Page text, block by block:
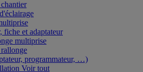
fiche et adaptateur
multiprise
programmateur, …)
Voir tout